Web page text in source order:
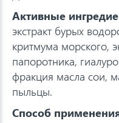
Активные
экстракт бурых
критмума морского,
папоротника,
фракция масла сои,
пыльцы.
Способ